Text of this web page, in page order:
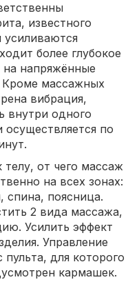
известного
более глубокое
на напряжённые
массажных
вибрация,
внутри одного
по
от чего массаж
на всех зонах:
спина, поясница.
2 вида массажа,
Усилить эффект
Управление
для которого
кармашек.